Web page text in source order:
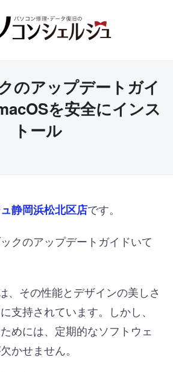
のアップデートガイ
を安全にインス
トール
静岡浜松北区店です。
クのアップデートガイドいて
、その性能とデザインの美しさ
支持されています。しかし、
めには、定期的なソフトウェ
かせません。